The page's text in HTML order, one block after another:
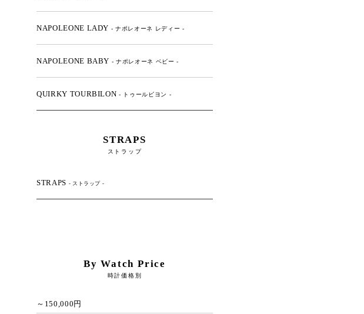
NAPOLEONE LADY - ナポレオーネ レディー -
NAPOLEONE BABY - ナポレオーネ ベビー -
QUIRKY TOURBILON- トゥールビヨン -
STRAPS
ストラップ
STRAPS - ストラップ -
By Watch Price
時計価格別
～150,000円